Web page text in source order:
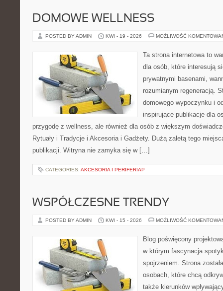
DOMOWE WELLNESS
POSTED BY ADMIN KWI - 19 - 2026 MOŻLIWOŚĆ
Ta strona internetowa to
dla osób, które interesują
prywatnymi basenami,
rozumianym regeneracją.
domowego wypoczynku i
inspirujące publikacje dla
przygodę z wellness, ale również dla osób z większym
Rytuały i Tradycje i Akcesoria i Gadżety. Dużą zaletą tego
publikacji. Witryna nie zamyka się w […]
CATEGORIES: AKCESORIA I PERIFERIAP
WSPÓŁCZESNE TRENDY
POSTED BY ADMIN KWI - 15 - 2026 MOŻLIWOŚĆ
Blog poświęcony
w którym fascynacja
spojrzeniem. Strona
osobach, które chcą
także kierunków